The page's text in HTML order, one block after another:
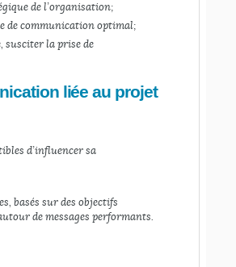
de l’organisation ;
de communication optimal ;
susciter la prise de
liée au projet
d’influencer sa
basés sur des objectifs
de messages performants.